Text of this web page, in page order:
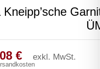
Kneipp’sche
ÜM
€ exkl. MwSt.